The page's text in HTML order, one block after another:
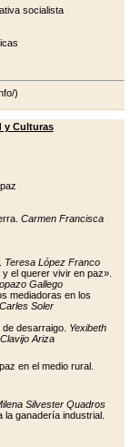
socialista
)
y Culturas
Carmen Francisca
Teresa López Franco
el querer vivir en paz».
Gallego
mediadoras en los
Carles Soler
desarraigo. Yexibeth
Ariza
en el medio rural.
Silvester Quadros
ganadería industrial.